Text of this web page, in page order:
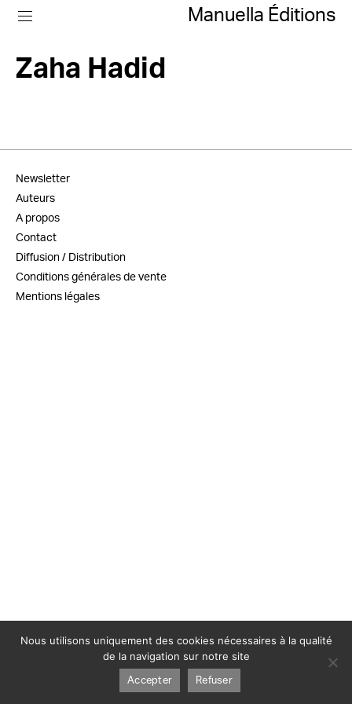
Manuella Éditions
Zaha Hadid
Newsletter
Auteurs
A propos
Contact
Diffusion / Distribution
Conditions générales de vente
Mentions légales
Nous utilisons uniquement des cookies nécessaires à la qualité
de la navigation sur notre site
Accepter Refuser